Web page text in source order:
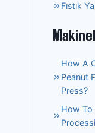
Fıstık
How A
Peanut
Press?
How To